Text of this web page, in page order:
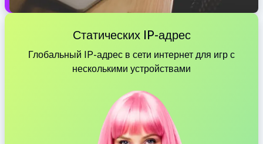
Статических IP-адрес
Глобальный IP-адрес в сети интернет для игр с
несколькими устройствами